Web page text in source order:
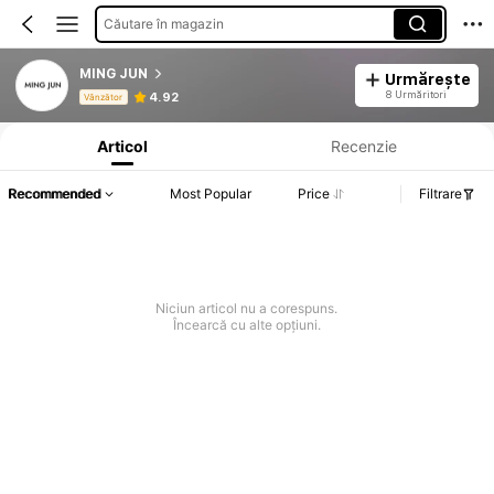
Căutare în magazin
MING JUN
Vânzător 4.92
Urmărește
8 Urmăritori
Informații despre produs: Divulgarea prețului, detalii privind vânzările și stocul.
Articol Recenzie
Recommended Most Popular Price Filtrare
Niciun articol nu a corespuns.
Încearcă cu alte opțiuni.